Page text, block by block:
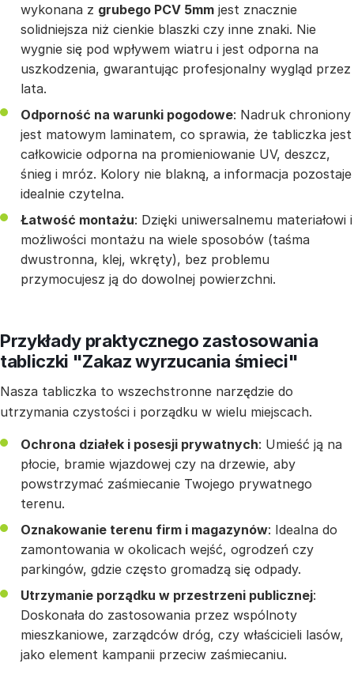
wykonana z grubego PCV 5mm jest znacznie
solidniejsza niż cienkie blaszki czy inne znaki. Nie
wygnie się pod wpływem wiatru i jest odporna na
uszkodzenia, gwarantując profesjonalny wygląd przez
lata.
Odporność na warunki pogodowe: Nadruk chroniony
jest matowym laminatem, co sprawia, że tabliczka jest
całkowicie odporna na promieniowanie UV, deszcz,
śnieg i mróz. Kolory nie blakną, a informacja pozostaje
idealnie czytelna.
Łatwość montażu: Dzięki uniwersalnemu materiałowi i
możliwości montażu na wiele sposobów (taśma
dwustronna, klej, wkręty), bez problemu
przymocujesz ją do dowolnej powierzchni.
Przykłady praktycznego zastosowania
tabliczki "Zakaz wyrzucania śmieci"
Nasza tabliczka to wszechstronne narzędzie do
utrzymania czystości i porządku w wielu miejscach.
Ochrona działek i posesji prywatnych: Umieść ją na
płocie, bramie wjazdowej czy na drzewie, aby
powstrzymać zaśmiecanie Twojego prywatnego
terenu.
Oznakowanie terenu firm i magazynów: Idealna do
zamontowania w okolicach wejść, ogrodzeń czy
parkingów, gdzie często gromadzą się odpady.
Utrzymanie porządku w przestrzeni publicznej:
Doskonała do zastosowania przez wspólnoty
mieszkaniowe, zarządców dróg, czy właścicieli lasów,
jako element kampanii przeciw zaśmiecaniu.